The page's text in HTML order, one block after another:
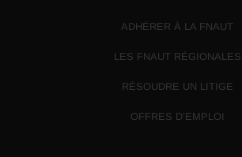
ADHÉRER À LA FNAUT
LES FNAUT RÉGIONALES
RÉSOUDRE UN LITIGE
OFFRES D’EMPLOI